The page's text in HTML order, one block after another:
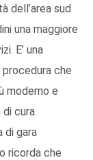
dell’area sud
una maggiore
E’ una
che
moderno e
cura
di gara
ricorda che